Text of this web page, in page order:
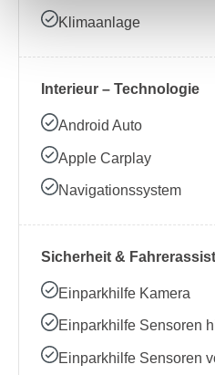
Klimaanlage
Interieur – Technologie
Android Auto
Apple Carplay
Navigationssystem
Sicherheit &
Einparkhilfe Kamera
Einparkhilfe Sensoren
Einparkhilfe Sensoren